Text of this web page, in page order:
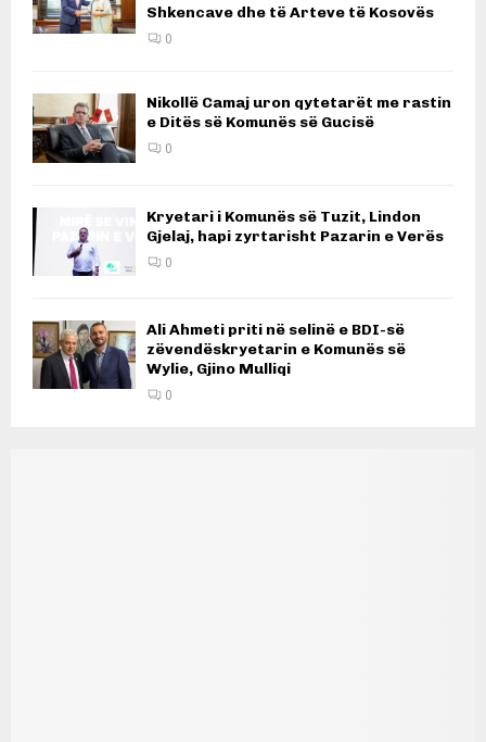
Shkencave dhe të Arteve të Kosovës
0
Nikollë Camaj uron qytetarët me rastin
e Ditës së Komunës së Gucisë
0
Kryetari i Komunës së Tuzit, Lindon
Gjelaj, hapi zyrtarisht Pazarin e Verës
0
Ali Ahmeti priti në selinë e BDI-së
zëvendëskryetarin e Komunës së
Wylie, Gjino Mulliqi
0